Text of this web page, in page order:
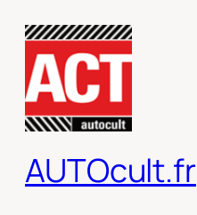
contenu
AUTOcult.fr